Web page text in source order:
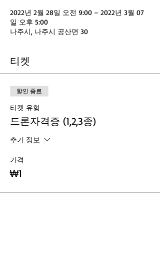
2022년 2월 28일 오전 9:00 – 2022년 3월 07
일 오후 5:00
나주시, 나주시 공산면 30
티켓
할인 종료
티켓 유형
드론자격증 (1,2,3종)
추가 정보
가격
₩1